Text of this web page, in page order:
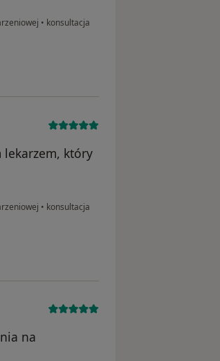
• konsultacja
lekarzem, który
• konsultacja
na